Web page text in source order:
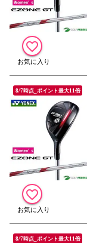
8/7時点_ポイント最大11倍
8/7時点_ポイント最大11倍